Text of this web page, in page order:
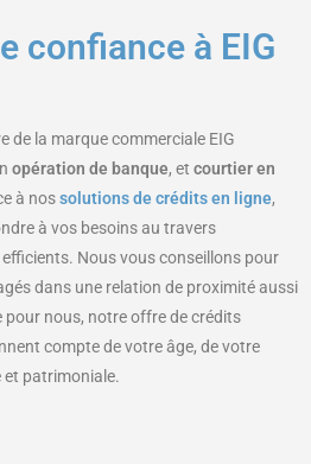
confiance à EIG
de la marque commerciale EIG
opération de banque, et courtier en
à nossolutions de crédits en ligne,
à vos besoins au travers
Nous vous conseillons pour
dans une relation de proximité aussi
nous, notre offre de crédits
compte de votre âge, de votre
patrimoniale.